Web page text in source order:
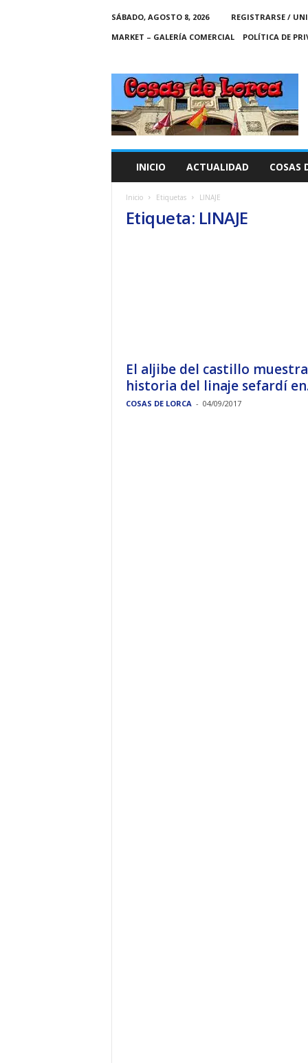
SÁBADO, AGOSTO 8, 2026
REGISTRARSE /
MARKET – GALERÍA COMERCIAL
POLÍTICA DE
C
A
S
INICIO ACTUALIDAD COSAS
Inicio Etiquetas LINAJE
Etiqueta: LINAJE
El aljibe del castillo
historia del linaje sefardí
COSAS DE LORCA - 04/09/2017